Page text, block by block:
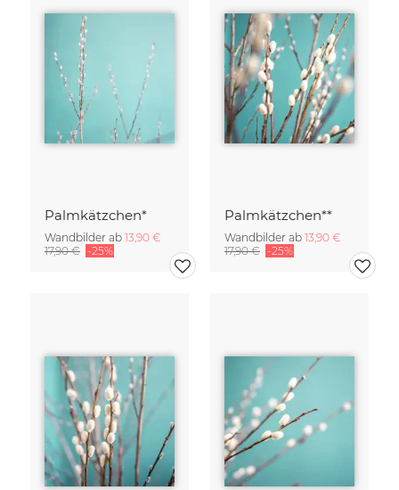
Palmkätzchen*
Wandbilder ab 13,90 €
17,90 € -25%
Palmkätzchen**
Wandbilder ab 13,90 €
17,90 € -25%